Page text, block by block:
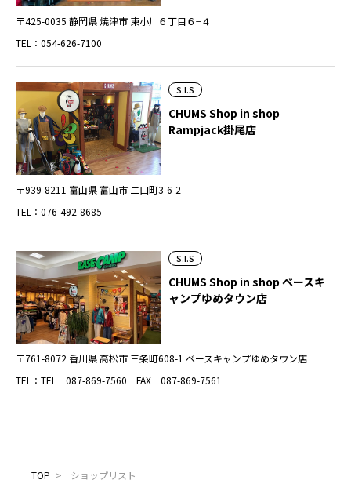
〒425-0035 静岡県 焼津市 東小川６丁目６−４
TEL：054-626-7100
S.I.S
CHUMS Shop in shop
Rampjack掛尾店
〒939-8211 富山県 富山市 二口町3-6-2
TEL：076-492-8685
S.I.S
CHUMS Shop in shop ベースキ
ャンプゆめタウン店
〒761-8072 香川県 高松市 三条町608-1 ベースキャンプゆめタウン店
TEL：TEL 087-869-7560 FAX 087-869-7561
TOP > ショップリスト